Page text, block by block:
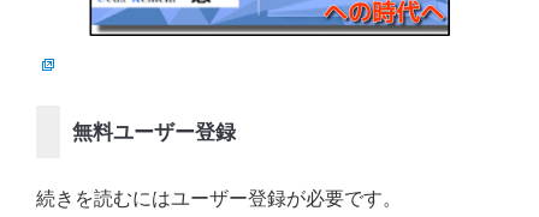
無料ユーザー登録
続きを読むにはユーザー登録が必要です。